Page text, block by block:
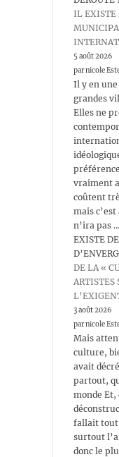
IL EXISTE
5 août 2026
par nicole
Il y en
grandes
Elles ne
vraiment
coûtent
mais
n’ira pas
EXISTE
DE LA «
ARTISTES
3 août 2026
par nicole
Mais
culture,
avait
partout,
monde Et,
fallait tout
surtout
donc le